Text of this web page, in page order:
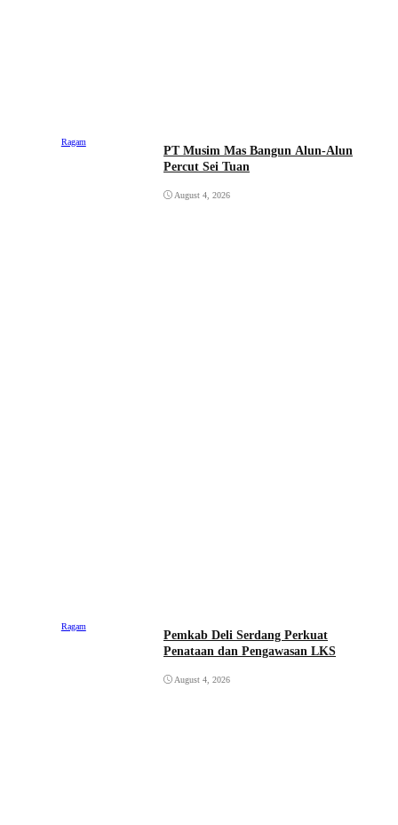
Ragam
PT Musim Mas Bangun Alun-Alun
Percut Sei Tuan
August 4, 2026
Ragam
Pemkab Deli Serdang Perkuat
Penataan dan Pengawasan LKS
August 4, 2026